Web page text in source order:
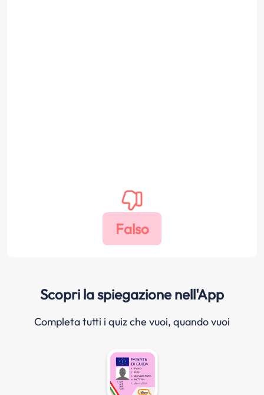
Scopri la spiegazione nell'App
Completa tutti i quiz che vuoi, quando vuoi